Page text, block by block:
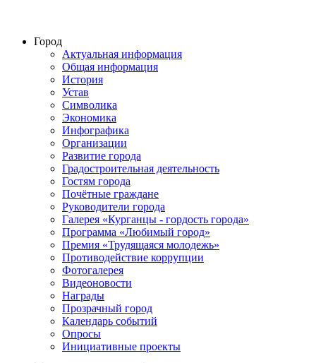
Город
Актуальная информация
Общая информация
История
Устав
Символика
Экономика
Инфографика
Организации
Развитие города
Градостроительная деятельность
Гостям города
Почётные граждане
Руководители города
Галерея «Курганцы - гордость города»
Программа «Любимый город»
Премия «Трудящаяся молодежь»
Противодействие коррупции
Фотогалерея
Видеоновости
Награды
Прозрачный город
Календарь событий
Опросы
Инициативные проекты